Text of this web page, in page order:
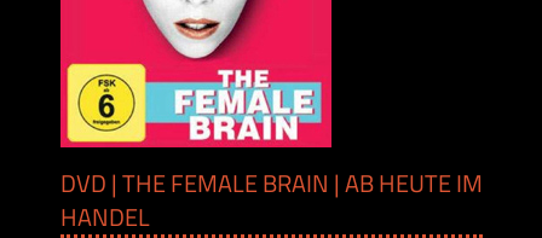
DVD | THE FEMALE BRAIN | AB HEUTE IM
HANDEL